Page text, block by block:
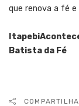
que renova a fé
Batista da Fé